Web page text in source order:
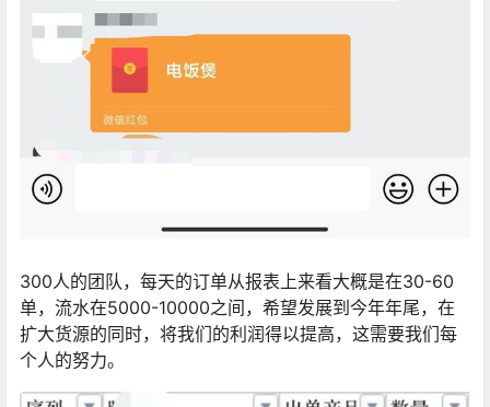
300人的团队，每天的订单从报表上来看大概是在30-60
单，流水在5000-10000之间，希望发展到今年年尾，在
扩大货源的同时，将我们的利润得以提高，这需要我们每
个人的努力。